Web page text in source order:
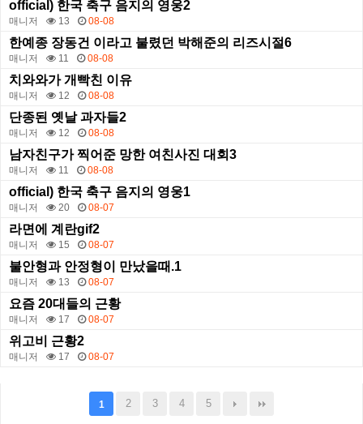
official) 한국 축구 음지의 영웅2
매니저 13 08-08
한예종 장동건 이라고 불렸던 박해준의 리즈시절6
매니저 11 08-08
치와와가 개빡친 이유
매니저 12 08-08
단종된 옛날 과자들2
매니저 12 08-08
남자친구가 찍어준 망한 여친사진 대회3
매니저 11 08-08
official) 한국 축구 음지의 영웅1
매니저 20 08-07
라면에 계란gif2
매니저 15 08-07
불안형과 안정형이 만났을때.1
매니저 13 08-07
요즘 20대들의 근황
매니저 17 08-07
위고비 근황2
매니저 17 08-07
1 2 3 4 5